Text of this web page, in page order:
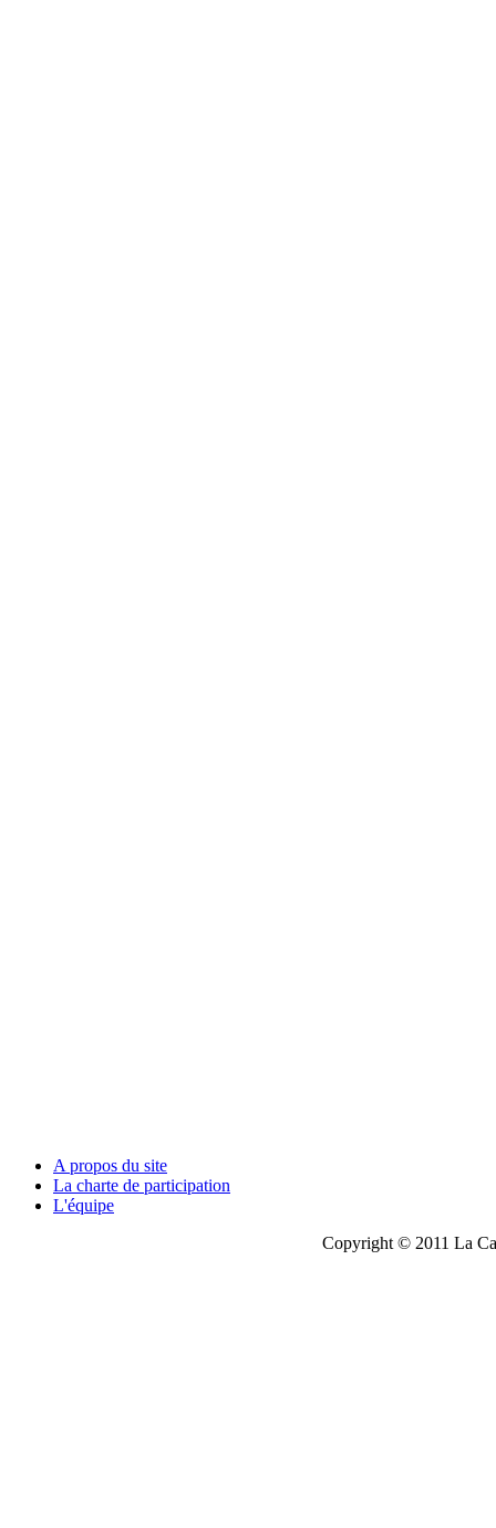
A propos du site
La charte de participation
L'équipe
Copyright © 2011 La